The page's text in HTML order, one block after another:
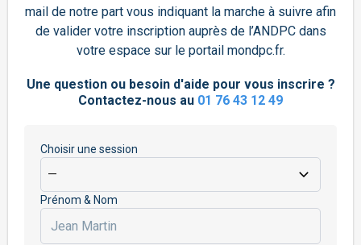
mail de notre part vous indiquant la marche à suivre afin
de valider votre inscription auprès de l’ANDPC dans
votre espace sur le portail mondpc.fr.
Une question ou besoin d'aide pour vous inscrire ?
Contactez-nous au 01 76 43 12 49
Choisir une session
Prénom & Nom